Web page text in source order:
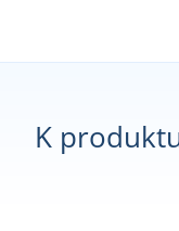
K